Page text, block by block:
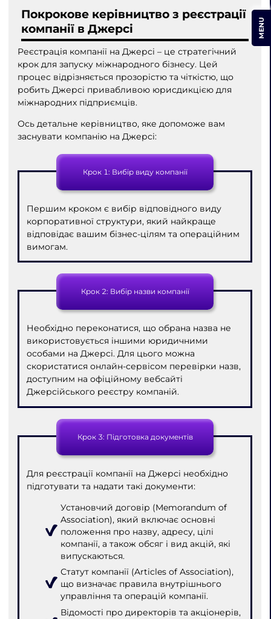
Покрокове керівництво з реєстрації
компанії в Джерсі
Реєстрація компанії на Джерсі – це стратегічний
крок для запуску міжнародного бізнесу. Цей
процес відрізняється прозорістю та чіткістю, що
робить Джерсі привабливою юрисдикцією для
міжнародних підприємців.
Ось детальне керівництво, яке допоможе вам
заснувати компанію на Джерсі:
Крок 1: Вибір виду компанії
Першим кроком є ​​вибір відповідного виду
корпоративної структури, який найкраще
відповідає вашим бізнес-цілям та операційним
вимогам.
Крок 2: Вибір назви компанії
Необхідно переконатися, що обрана назва не
використовується іншими юридичними
особами на Джерсі. Для цього можна
скористатися онлайн-сервісом перевірки назв,
доступним на офіційному вебсайті
Джерсійського реєстру компаній.
Крок 3: Підготовка документів
Для реєстрації компанії на Джерсі необхідно
підготувати та надати такі документи:
Установчий договір (Memorandum of
Association), який включає основні
положення про назву, адресу, цілі
компанії, а також обсяг і вид акцій, які
випускаються.
Статут компанії (Articles of Association),
що визначає правила внутрішнього
управління та операцій компанії.
Відомості про директорів та акціонерів,
MENU